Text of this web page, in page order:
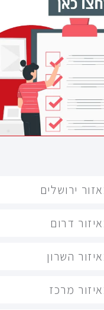
ירושלים
דרום
השרון
מרכז